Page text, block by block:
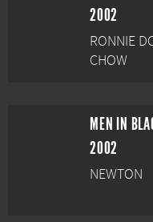
2002
RONNIE
CHOW
MEN IN
2002
NEWTON